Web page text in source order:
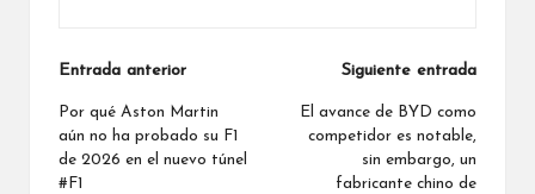
Navegación
de
entradas
Entrada anterior
Por qué Aston Martin
aún no ha probado su F1
de 2026 en el nuevo túnel
#F1
Siguiente entrada
El avance de BYD como
competidor es notable,
sin embargo, un
fabricante chino de